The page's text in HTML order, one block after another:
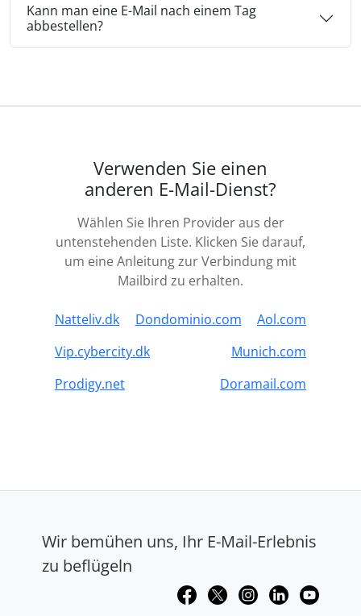
Kann man eine E-Mail nach einem Tag
abbestellen?
Verwenden Sie einen
anderen E-Mail-Dienst?
Wählen Sie Ihren Provider aus der
untenstehenden Liste. Klicken Sie darauf,
um eine Anleitung zur Verbindung mit
Mailbird zu erhalten.
Natteliv.dk Dondominio.com
Aol.com
Vip.cybercity.dk
Munich.com
Prodigy.net
Doramail.com
Wir bemühen uns, Ihr E-Mail-Erlebnis
zu beflügeln